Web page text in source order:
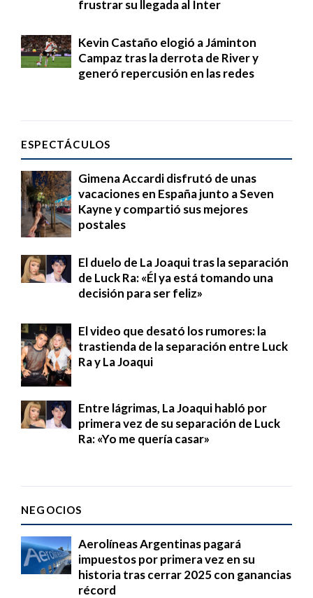
frustrar su llegada al Inter
Kevin Castaño elogió a Jáminton
Campaz tras la derrota de River y
generó repercusión en las redes
ESPECTÁCULOS
Gimena Accardi disfrutó de unas
vacaciones en España junto a Seven
Kayne y compartió sus mejores
postales
El duelo de La Joaqui tras la separación
de Luck Ra: «Él ya está tomando una
decisión para ser feliz»
El video que desató los rumores: la
trastienda de la separación entre Luck
Ra y La Joaqui
Entre lágrimas, La Joaqui habló por
primera vez de su separación de Luck
Ra: «Yo me quería casar»
NEGOCIOS
Aerolíneas Argentinas pagará
impuestos por primera vez en su
historia tras cerrar 2025 con ganancias
récord